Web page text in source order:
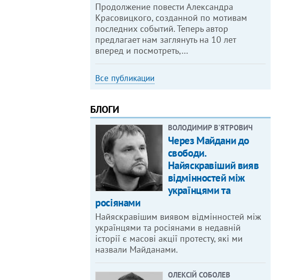
Продолжение повести Александра
Красовицкого, созданной по мотивам
последних событий. Теперь автор
предлагает нам заглянуть на 10 лет
вперед и посмотреть,…
Все публикации
БЛОГИ
ВОЛОДИМИР В'ЯТРОВИЧ
Через Майдани до
свободи.
Найяскравіший вияв
відмінностей між
українцями та
росіянами
Найяскравішим виявом відмінностей між
українцями та росіянами в недавній
історії є масові акції протесту, які ми
назвали Майданами.
ОЛЕКСІЙ СОБОЛЕВ